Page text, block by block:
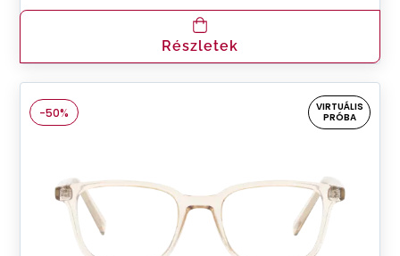
Részletek
-50%
VIRTUÁLIS
PRÓBA